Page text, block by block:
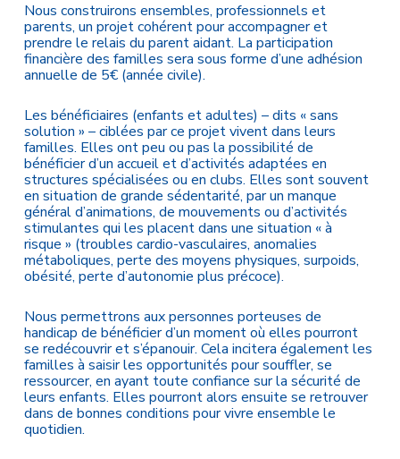
Nous construirons ensembles, professionnels et
parents, un projet cohérent pour accompagner et
prendre le relais du parent aidant. La participation
financière des familles sera sous forme d’une adhésion
annuelle de 5€ (année civile).
Les bénéficiaires (enfants et adultes) – dits « sans
solution » – ciblées par ce projet vivent dans leurs
familles. Elles ont peu ou pas la possibilité de
bénéficier d’un accueil et d’activités adaptées en
structures spécialisées ou en clubs. Elles sont souvent
en situation de grande sédentarité, par un manque
général d’animations, de mouvements ou d’activités
stimulantes qui les placent dans une situation « à
risque » (troubles cardio-vasculaires, anomalies
métaboliques, perte des moyens physiques, surpoids,
obésité, perte d’autonomie plus précoce).
Nous permettrons aux personnes porteuses de
handicap de bénéficier d’un moment où elles pourront
se redécouvrir et s’épanouir. Cela incitera également les
familles à saisir les opportunités pour souffler, se
ressourcer, en ayant toute confiance sur la sécurité de
leurs enfants. Elles pourront alors ensuite se retrouver
dans de bonnes conditions pour vivre ensemble le
quotidien.